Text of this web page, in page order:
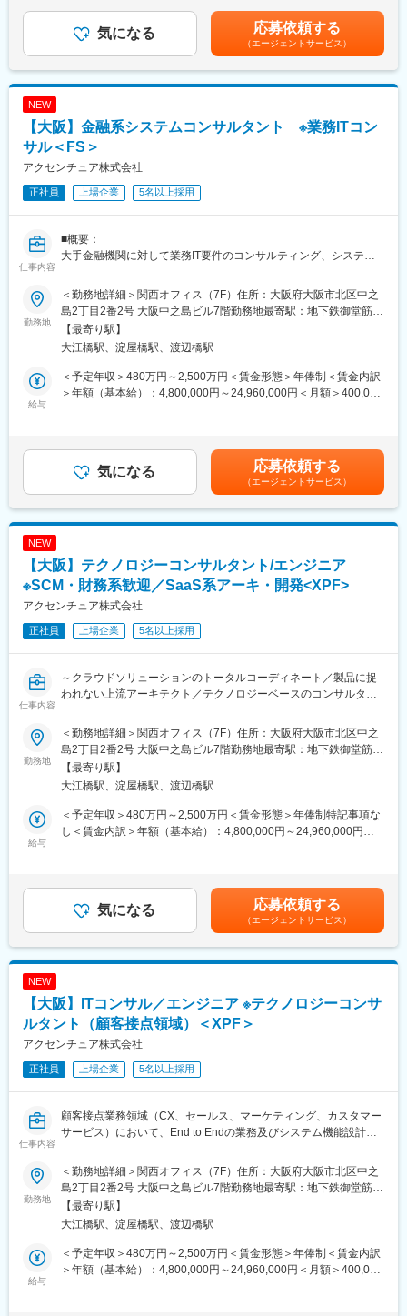
社長を含む経営陣とフラットに議論しながら意思決定に関われ
る。
ベンチャースピリットあふれるスピーディーでフラットな文化が
常に良く、年次や役職に関係なく意見が言える環境があります。
変更の範囲：会社の定める業務
＜通常業務＞
・工事会社への発注から工程調整・管理
ながら納期・工事品質を含めた全体管理をしていただきます。
◇通常業務の他、より良いプロジェクト推進を実現する為の運用
改善、案件拡大に伴う仕組みづくり、フロー・体制の構築にも目
「電波のつながりやすさ」で競争優位を争っていた側面がありま
すが、海外を中心にインフラ設備をシェアし、効率化を図ってい
通信インフラシェアリングのサービスをパイオニアとして手掛け
たのが当社であり、現在高いシェアを誇ります。
変更の範囲：会社の定める業務
具体的な条件は経験、スキル、希望年収(前職給与)などを考慮の
上、ご提示いたします。賃金はあくまでも目安の金額であり、選
考を通じて上下する可能性があります。月給(月額)は固定手当を含
めた表記です。
気になる 応募依頼する
（エージェントサービス）
NEW
【大阪】金融系システムコンサルタント ※業務ITコン
サル＜FS＞
アクセンチュア株式会社
正社員 上場企業 5名以上採用
仕事内容
■概要：
大手金融機関に対して業務IT要件のコンサルティング、システム
ンサル、ITコンサル、ITエンジニア等と複数職種がおり計700名の
部隊ですが、今回はITコンサルでの選考となります。システム導
入を伴う改革を実行する際にはITソリューション部門（ITS）と連
携し、開発業務はITSが行うため、コンサルタントが開発のみに従
事することはありません。
■プロジェクト事例：
・証券：グローバル化に伴う事業戦略立案やM&A検討等のコンサ
ト、商品多角化に伴うポートフォリオマネジメントコンサルティ
ング等
・保険：業界再編に伴うM＆A後の事業・システム統合のコンサル
いポジションでキャリアが築けます。業務ITコンサルとして経験
した後に、経営コンサルになる、管理部門に異動する、海外に行
く、なども社内でキャリアを築けます。現ポジションで1年以上在
異動できる、という制度です。
ている組織風土改革“Project PRIDE”によって、社員のワークスタ
イルの改善成果が出てきています。有給取得率は84％、女性比率
けるなど、当社が顧客へのコンサルティングで培ってきた変革実
現のナレッジを活かした“制度”と“意識”の両面での地道な改善施策
が奏功しています。制度面では「18時以降の会議原則禁止」「残
業ルール厳格化」「短日短時間勤務制度の導入」「在宅勤務制度
は個々の多様な働き方や専門性を尊重する、仕事とプライベート
ともに充実させる、生産性向上を生むツール共有・活用を奨励す
勤務地
＜勤務地詳細＞関西オフィス（7F）住所：大阪府大阪市北区中之
島2丁目2番2号 大阪中之島ビル7階勤務地最寄駅：地下鉄御堂筋
線、京阪本線／淀屋橋駅受動喫煙対策：屋内全面禁煙変更の範
囲：会社の定める事業所
【最寄り駅】
大江橋駅、淀屋橋駅、渡辺橋駅
給与
＜予定年収＞480万円～2,500万円＜賃金形態＞年俸制＜賃金内訳
＞年額（基本給）：4,800,000円～24,960,000円＜月額＞400,000
気になる 応募依頼する
（エージェントサービス）
NEW
【大阪】テクノロジーコンサルタント/エンジニア
※SCM・財務系歓迎／SaaS系アーキ・開発<XPF>
アクセンチュア株式会社
正社員 上場企業 5名以上採用
仕事内容
～クラウドソリューションのトータルコーディネート／製品に捉
われない上流アーキテクト／テクノロジーベースのコンサルタン
CRM領域(CX、セールス、マーケティング、カスタマーサービ
ス）・財務会計領域・SCM領域において、ご自身のご経験や志向
性に応じて、End to End の業務及びシステム機能設計・実装から
稼働支援、定着化～効果創出までの実行推進を行います。業務・
システム刷新プロジェクトなどの企画・計画フェーズから参画
し、End to End で俯瞰しつつ業務変革・デジタル変革案から具体
的なシステム適用ソリューションの検討・定義を推進します。ま
・該当業務領域での全体を俯瞰したうえで、適切なソリューショ
ン・テクノロジーを組み合わせて効果創出・デジタル変革を推進
することが必要となります。単一のパッケージや技術ソリューシ
新を提案・実行を推進していく業務コンサルタントまたはエンジ
ニアとして活躍頂きます。同時に広く技術動向に深い理解をも
ち、実地で積み上げた知見・経験をベースに日進月歩の最新技術
能です。
ジネスの経営層に近く業務が可能。ベンダから中立な立場で、ク
ライアントに最も適切なソリューションを組合せ評価、選定でき
■安心してキャッチアップ可能：
未経験・微経験の方も入社後に手厚いトレーニングを用意してお
ります。
■アクセンチュア独自の働き方改革：
り、有給取得率は84%、女性比率も30.4%へ増加。「18時以降の
会議原則禁止」「残業ルール厳格化」「短日短時間勤務制度の導
勤務地
＜勤務地詳細＞関西オフィス（7F）住所：大阪府大阪市北区中之
島2丁目2番2号 大阪中之島ビル7階勤務地最寄駅：地下鉄御堂筋
線、京阪本線／淀屋橋駅受動喫煙対策：屋内全面禁煙変更の範
囲：会社の定める事業所
【最寄り駅】
大江橋駅、淀屋橋駅、渡辺橋駅
給与
＜予定年収＞480万円～2,500万円＜賃金形態＞年俸制特記事項な
し＜賃金内訳＞年額（基本給）：4,800,000円～24,960,000円そ
じて上下する可能性があります。月給(月額)は固定手当を含めた表
記です。気になる 応募依頼する
（エージェントサービス）
NEW
【大阪】ITコンサル／エンジニア ※テクノロジーコンサ
ルタント（顧客接点領域）＜XPF＞
アクセンチュア株式会社
正社員 上場企業 5名以上採用
仕事内容
顧客接点業務領域（CX、セールス、マーケティング、カスタマー
サービス）において、End to Endの業務及びシステム機能設計・
す。業務・システム刷新プロジェクトなどの企画・計画フェーズ
から参画し、顧客接点業務領域をEnd to Endで俯瞰しつつ業務変
革・デジタル変革案から具体的なシステム適用ソリューションの
検討・定義を推進します。実行フェーズにおいても業務及びシス
テム機能設計・実装から稼働支援、定着化～効果創出まで一気通
貫で携わり、もしくはPMOとして全体推進役を担い、プロジェク
トを成功へと導きます。
勤務地
＜勤務地詳細＞関西オフィス（7F）住所：大阪府大阪市北区中之
島2丁目2番2号 大阪中之島ビル7階勤務地最寄駅：地下鉄御堂筋
線、京阪本線／淀屋橋駅受動喫煙対策：屋内全面禁煙変更の範
囲：会社の定める事業所
【最寄り駅】
大江橋駅、淀屋橋駅、渡辺橋駅
給与
＜予定年収＞480万円～2,500万円＜賃金形態＞年俸制＜賃金内訳
＞年額（基本給）：4,800,000円～24,960,000円＜月額＞400,000